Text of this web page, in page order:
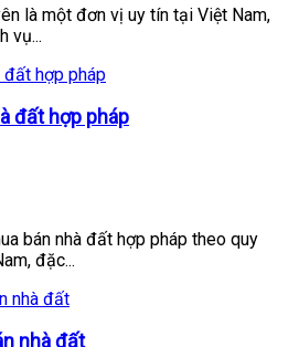
là một đơn vị uy tín tại Việt Nam,
vụ...
đất hợp pháp
bán nhà đất hợp pháp theo quy
đặc...
nhà đất